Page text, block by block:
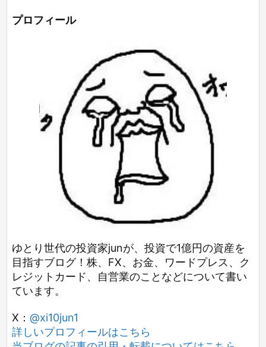
プロフィール
ゆとり世代の投資家junが、投資で1億円の資産を
目指すブログ！株、FX、お金、ワードプレス、ク
レジットカード、自営業のことなどについて書い
ています。
X： @xi10jun1
詳しいプロフィールはこちら